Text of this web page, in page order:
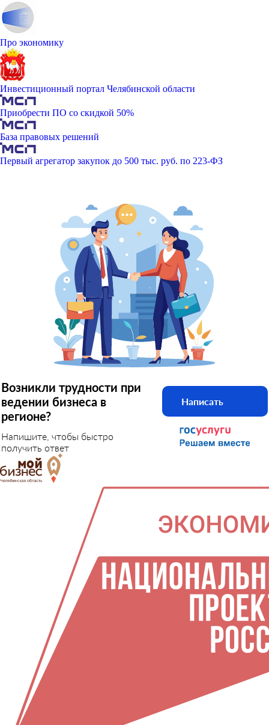
Про экономику
Инвестиционный портал Челябинской области
Приобрести ПО со скидкой 50%
База правовых решений
Первый агрегатор закупок до 500 тыс. руб. по 223-ФЗ
Возникли трудности при
ведении бизнеса в
регионе?
Напишите, чтобы быстро
получить ответ
Написать